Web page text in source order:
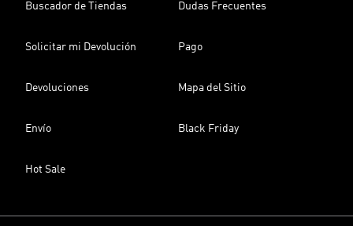
Buscador de Tiendas Dudas Frecuentes
Solicitar mi Devolución Pago
Devoluciones Mapa del Sitio
Envío Black Friday
Hot Sale